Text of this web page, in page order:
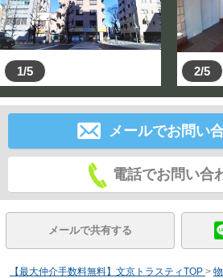
1/5 2/5
メールでお問い
電話でお問い合
メールで共有する
【最大仲介手数料無料】文京トラスティTOP >